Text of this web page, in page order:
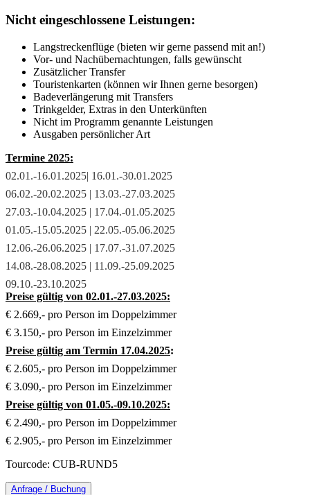
Nicht eingeschlossene Leistungen:
Langstreckenflüge (bieten wir gerne passend mit an!)
Vor- und Nachübernachtungen, falls gewünscht
Zusätzlicher Transfer
Touristenkarten (können wir Ihnen gerne besorgen)
Badeverlängerung mit Transfers
Trinkgelder, Extras in den Unterkünften
Nicht im Programm genannte Leistungen
Ausgaben persönlicher Art
Termine 2025:
02.01.-16.01.2025| 16.01.-30.01.2025
06.02.-20.02.2025 | 13.03.-27.03.2025
27.03.-10.04.2025 | 17.04.-01.05.2025
01.05.-15.05.2025 | 22.05.-05.06.2025
12.06.-26.06.2025 | 17.07.-31.07.2025
14.08.-28.08.2025 | 11.09.-25.09.2025
09.10.-23.10.2025
Preise gültig von 02.01.-27.03.2025:
€ 2.669,- pro Person im Doppelzimmer
€ 3.150,- pro Person im Einzelzimmer
Preise gültig am Termin 17.04.2025:
€ 2.605,- pro Person im Doppelzimmer
€ 3.090,- pro Person im Einzelzimmer
Preise gültig von 01.05.-09.10.2025:
€ 2.490,- pro Person im Doppelzimmer
€ 2.905,- pro Person im Einzelzimmer
Tourcode: CUB-RUND5
Anfrage / Buchung